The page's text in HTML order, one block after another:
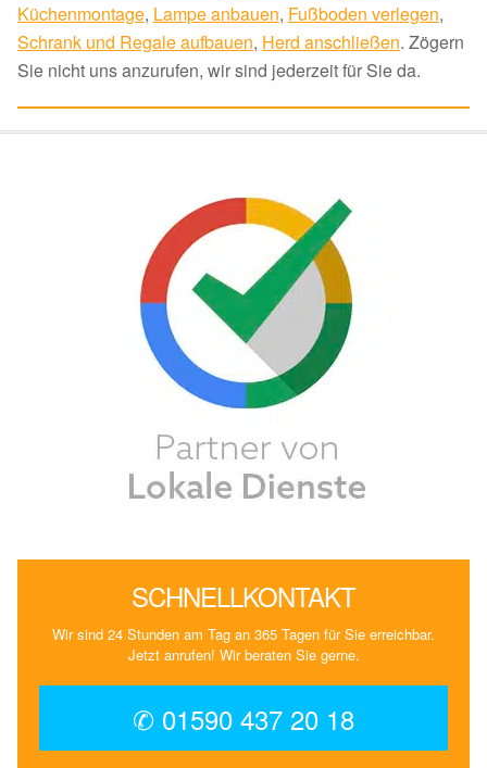
Küchenmontage, Lampe anbauen, Fußboden verlegen,
Schrank und Regale aufbauen, Herd anschließen. Zögern
Sie nicht uns anzurufen, wir sind jederzeit für Sie da.
SCHNELLKONTAKT
Wir sind 24 Stunden am Tag an 365 Tagen für Sie erreichbar.
Jetzt anrufen! Wir beraten Sie gerne.
✆ 01590 437 20 18